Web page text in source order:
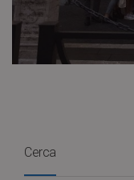
Cerca